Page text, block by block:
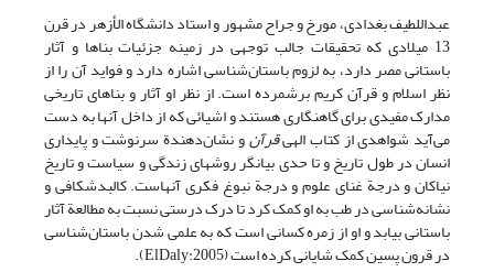
عبداللطیف بغدادی، مورخ و جراح مشهور و استاد دانشگاه الأزهر در قرن
13 میلادی که تحقیقات جالب توجهی در زمینه جزئیات بناها و آثار
باستانی مصر دارد، به لزوم باستان‌شناسی اشاره دارد و فواید آن را از
نظر اسلام و قرآن کریم برشمرده است. از نظر او آثار و بناهای تاریخی
مدارک مفیدی برای گاهنگاری هستند و اشیائی که از داخل آنها به دست
می‌آید شواهدی از کتاب الهیقرآنو نشان‌دهندة سرنوشت و پایداری
انسان در طول تاریخ و تا حدی بیانگر روشهای زندگی و سیاست و تاریخ
نیاکان و درجة غنای علوم و درجة نبوغ فکری آنهاست. کالبدشکافی و
نشانه‌شناسی در طب به او کمک کرد تا درک درستی نسبت به مطالعة آثار
باستانی بیابد و او از زمره کسانی است که به علمی شدن باستان‌شناسی
در قرون پسین کمک شایانی کرده است (ElDaly:2005).